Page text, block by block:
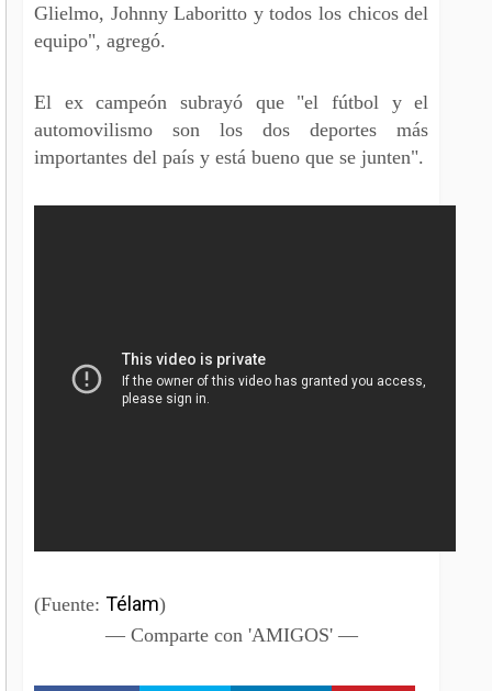
Glielmo, Johnny Laboritto y todos los chicos del
equipo", agregó.
El ex campeón subrayó que "el fútbol y el
automovilismo son los dos deportes más
importantes del país y está bueno que se junten".
(Fuente: Télam)
— Comparte con 'AMIGOS' —